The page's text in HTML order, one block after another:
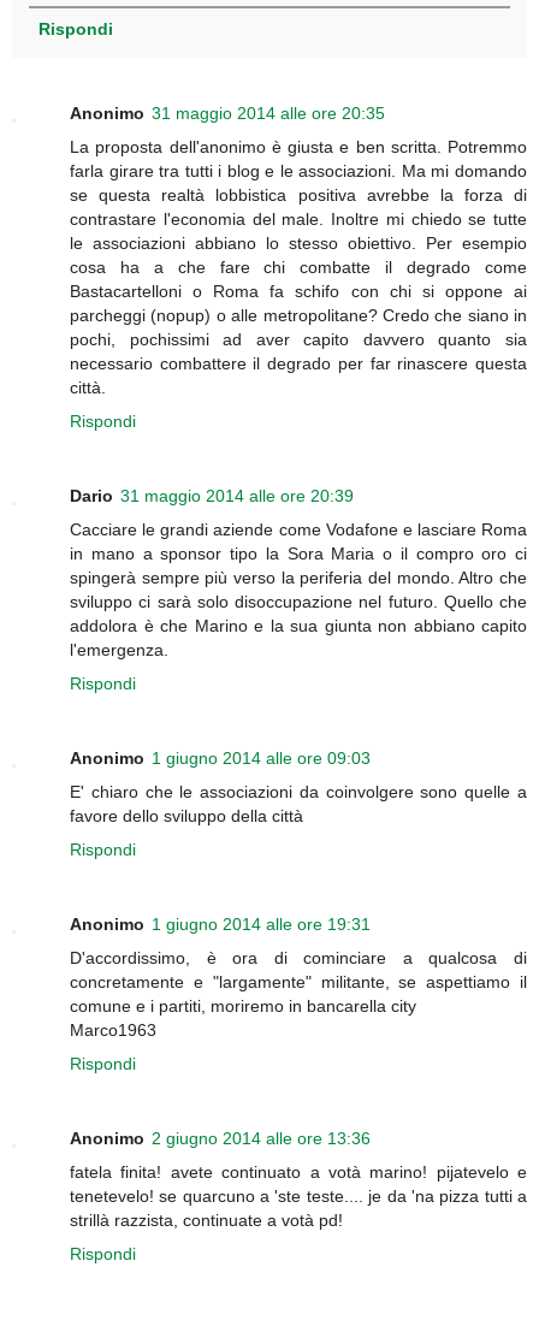
Rispondi
Anonimo 31 maggio 2014 alle ore 20:35
La proposta dell'anonimo è giusta e ben scritta. Potremmo
farla girare tra tutti i blog e le associazioni. Ma mi domando
se questa realtà lobbistica positiva avrebbe la forza di
contrastare l'economia del male. Inoltre mi chiedo se tutte
le associazioni abbiano lo stesso obiettivo. Per esempio
cosa ha a che fare chi combatte il degrado come
Bastacartelloni o Roma fa schifo con chi si oppone ai
parcheggi (nopup) o alle metropolitane? Credo che siano in
pochi, pochissimi ad aver capito davvero quanto sia
necessario combattere il degrado per far rinascere questa
città.
Rispondi
Dario 31 maggio 2014 alle ore 20:39
Cacciare le grandi aziende come Vodafone e lasciare Roma
in mano a sponsor tipo la Sora Maria o il compro oro ci
spingerà sempre più verso la periferia del mondo. Altro che
sviluppo ci sarà solo disoccupazione nel futuro. Quello che
addolora è che Marino e la sua giunta non abbiano capito
l'emergenza.
Rispondi
Anonimo 1 giugno 2014 alle ore 09:03
E' chiaro che le associazioni da coinvolgere sono quelle a
favore dello sviluppo della città
Rispondi
Anonimo 1 giugno 2014 alle ore 19:31
D'accordissimo, è ora di cominciare a qualcosa di
concretamente e "largamente" militante, se aspettiamo il
comune e i partiti, moriremo in bancarella city
Marco1963
Rispondi
Anonimo 2 giugno 2014 alle ore 13:36
fatela finita! avete continuato a votà marino! pijatevelo e
tenetevelo! se quarcuno a 'ste teste.... je da 'na pizza tutti a
strillà razzista, continuate a votà pd!
Rispondi